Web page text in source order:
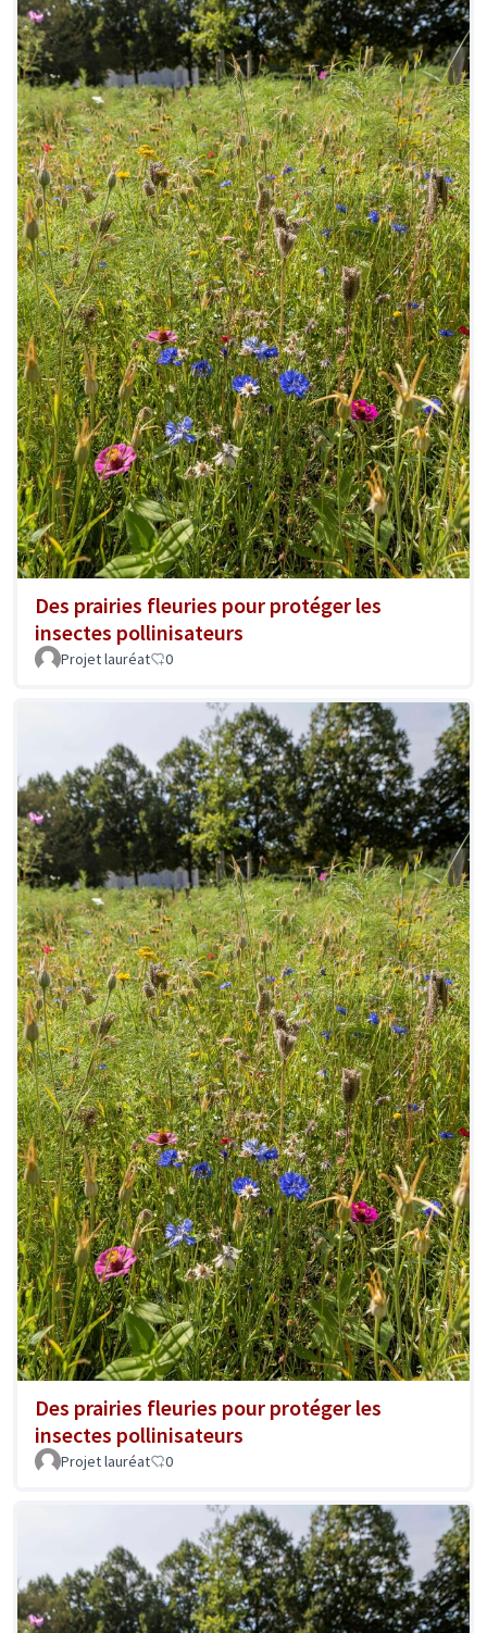
Des prairies fleuries pour protéger les
insectes pollinisateurs
Projet lauréat 0
Des prairies fleuries pour protéger les
insectes pollinisateurs
Projet lauréat 0